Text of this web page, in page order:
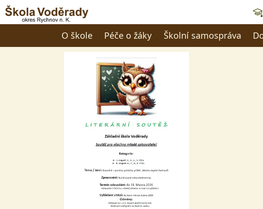
O škole Péče o žáky Školní samospráva